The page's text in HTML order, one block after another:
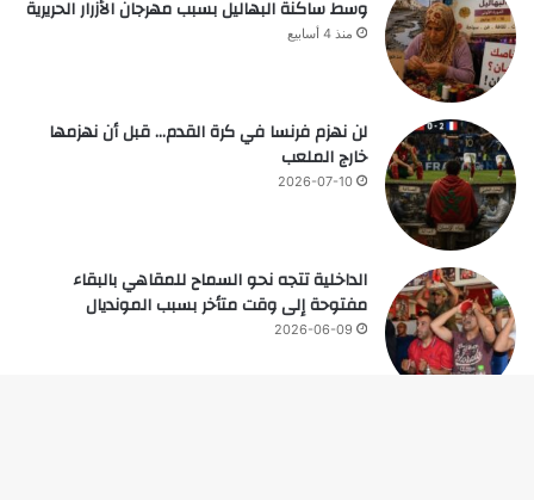
وسط ساكنة البهاليل بسبب مهرجان الأزرار الحريرية
منذ 4 أسابيع
لن نهزم فرنسا في كرة القدم… قبل أن نهزمها
خارج الملعب
2026-07-10
الداخلية تتجه نحو السماح للمقاهي بالبقاء
مفتوحة إلى وقت متأخر بسبب المونديال
2026-06-09